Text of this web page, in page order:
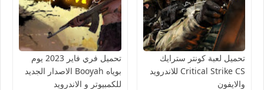
تحميل لعبة كونتر سترايك
Critical Strike CS للاندرويد
والايفون
تحميل فري فاير 2023 يوم
بوياه Booyah الاصدار الجديد
للكمبيوتر و الاندرويد